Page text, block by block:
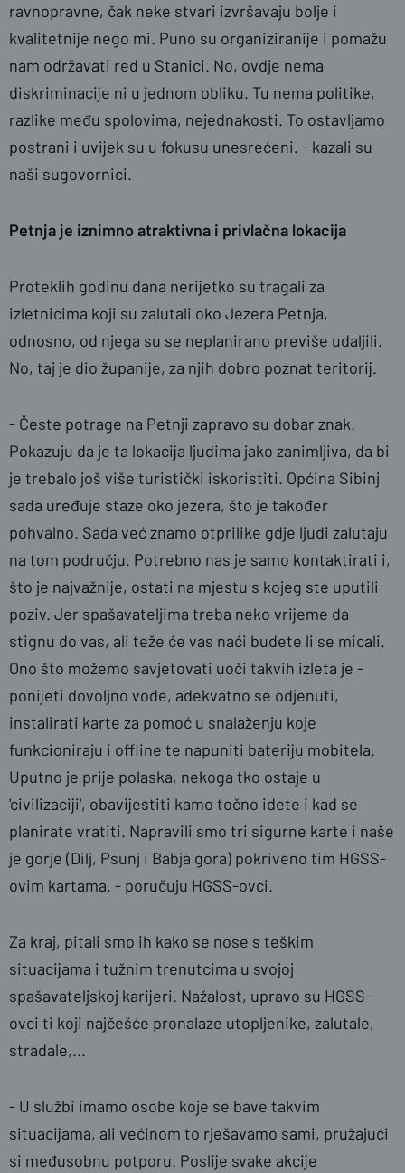
ravnopravne, čak neke stvari izvršavaju bolje i
kvalitetnije nego mi. Puno su organiziranije i pomažu
nam održavati red u Stanici. No, ovdje nema
diskriminacije ni u jednom obliku. Tu nema politike,
razlike među spolovima, nejednakosti. To ostavljamo
postrani i uvijek su u fokusu unesrećeni. - kazali su
naši sugovornici.
Petnja je iznimno atraktivna i privlačna lokacija
Proteklih godinu dana nerijetko su tragali za
izletnicima koji su zalutali oko Jezera Petnja,
odnosno, od njega su se neplanirano previše udaljili.
No, taj je dio županije, za njih dobro poznat teritorij.
- Česte potrage na Petnji zapravo su dobar znak.
Pokazuju da je ta lokacija ljudima jako zanimljiva, da bi
je trebalo još više turistički iskoristiti. Općina Sibinj
sada uređuje staze oko jezera, što je također
pohvalno. Sada već znamo otprilike gdje ljudi zalutaju
na tom području. Potrebno nas je samo kontaktirati i,
što je najvažnije, ostati na mjestu s kojeg ste uputili
poziv. Jer spašavateljima treba neko vrijeme da
stignu do vas, ali teže će vas naći budete li se micali.
Ono što možemo savjetovati uoči takvih izleta je -
ponijeti dovoljno vode, adekvatno se odjenuti,
instalirati karte za pomoć u snalaženju koje
funkcioniraju i offline te napuniti bateriju mobitela.
Uputno je prije polaska, nekoga tko ostaje u
'civilizaciji', obavijestiti kamo točno idete i kad se
planirate vratiti. Napravili smo tri sigurne karte i naše
je gorje (Dilj, Psunj i Babja gora) pokriveno tim HGSS-
ovim kartama. - poručuju HGSS-ovci.
Za kraj, pitali smo ih kako se nose s teškim
situacijama i tužnim trenutcima u svojoj
spašavateljskoj karijeri. Nažalost, upravo su HGSS-
ovci ti koji najčešće pronalaze utopljenike, zalutale,
stradale,...
- U službi imamo osobe koje se bave takvim
situacijama, ali većinom to rješavamo sami, pružajući
si međusobnu potporu. Poslije svake akcije